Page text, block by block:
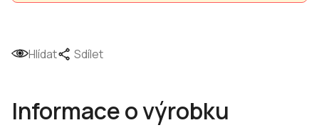
Hlídat Sdílet
Informace o výrobku